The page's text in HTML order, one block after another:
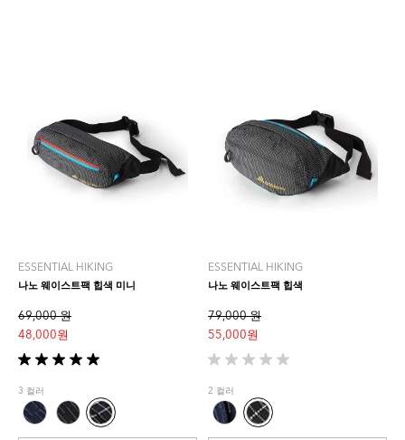
ESSENTIAL HIKING
나노 웨이스트팩 힙색 미니
69,000 원
48,000 원
별
5
개
중
5.0
3 컬러
ESSENTIAL HIKING
나노 웨이스트팩 힙색
79,000 원
55,000 원
별
5
개
중
0.0
2 컬러